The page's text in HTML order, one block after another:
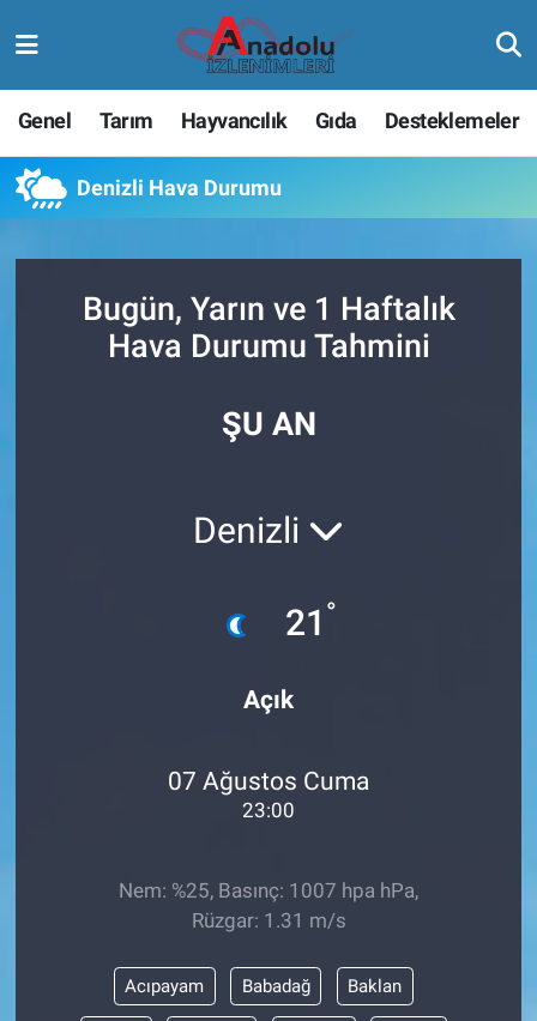
Genel Tarım Hayvancılık Gıda Desteklemeler
Denizli Hava Durumu
Bugün, Yarın ve 1 Haftalık
Hava Durumu Tahmini
ŞU AN
Denizli
21 °
Açık
07 Ağustos Cuma
23:00
Nem: %25, Basınç: 1007 hpa hPa,
Rüzgar: 1.31 m/s
Acıpayam Babadağ Baklan